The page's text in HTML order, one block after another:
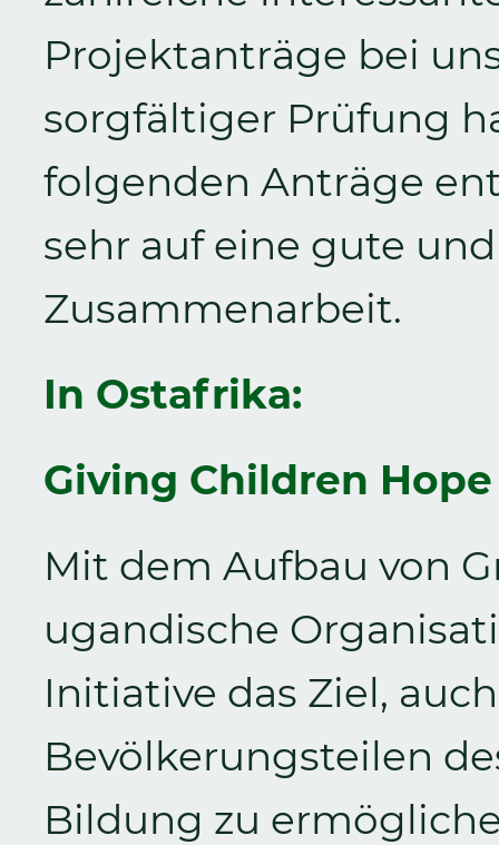
Projektanträge bei
sorgfältiger Prüfung
folgenden Anträge
sehr auf eine gute
Zusammenarbeit.
In Ostafrika:
Giving Children
Mit dem Aufbau von
ugandische
Initiative das Ziel,
Bevölkerungsteilen
Bildung zu